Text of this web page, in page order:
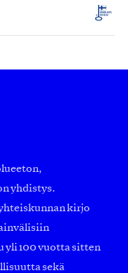
yhdistys.
kirjo
yli 100 vuotta sitten
sekä